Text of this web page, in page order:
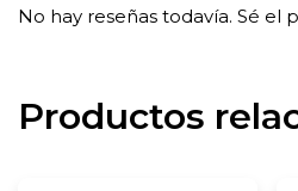
No hay reseñas todavía. Sé el
Productos